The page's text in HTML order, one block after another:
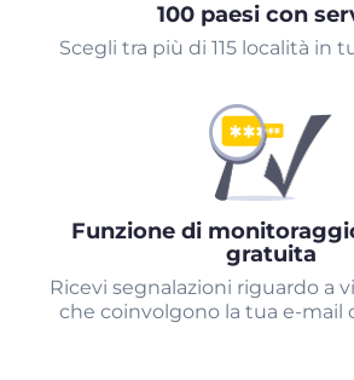
100 paesi con
Scegli tra più di 115 località in
Funzione di
gratuita
Ricevi segnalazioni riguardo a
che coinvolgono la tua e-mail